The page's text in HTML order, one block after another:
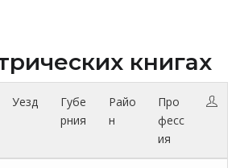
книгах
Уезд
Губе
рния
Райо
н
Про
фесс
ия